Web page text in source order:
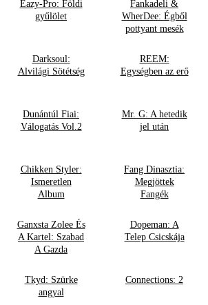
Eazy-Pro: Földi
gyűlölet
Fankadeli &
WherDee: Égből
pottyant mesék
Darksoul:
Alvilági Sötétség
REEM:
Egységben az erő
Dunántúl Fiai:
Válogatás Vol.2
Mr. G: A hetedik
jel után
Chikken Styler:
Ismeretlen
Album
Fang Dinasztia:
Megjöttek
Fangék
Ganxsta Zolee És
A Kartel: Szabad
A Gazda
Dopeman: A
Telep Csicskája
Tkyd: Szürke
angyal
Connections: 2